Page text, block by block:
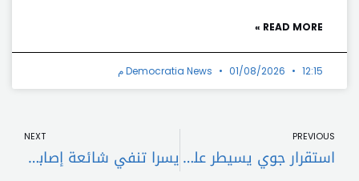
READ MORE »
Democratia News 01/08/2026 12:15 م
PREVIOUS
استقرار جوي يسيطر على لبنان وارتفاع الحرارة منتصف الأسبوع
NEXT
يسرا تنفي شائعة إصابتها بمرض خطير وتؤكد: “صحتي بخير”